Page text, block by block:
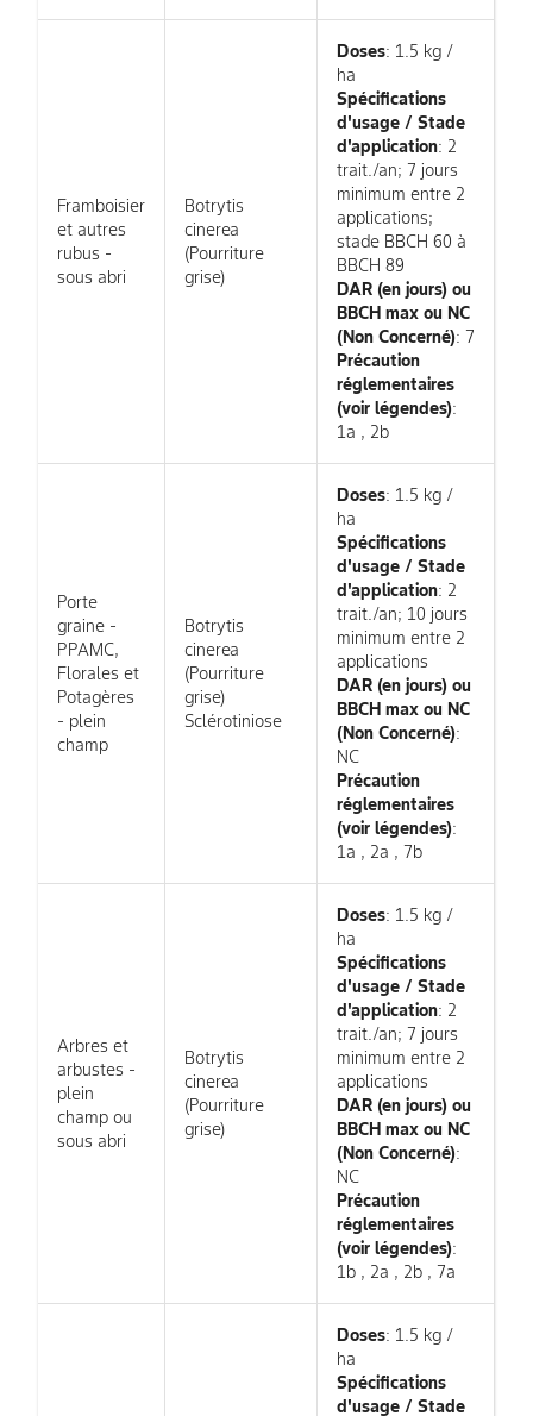
Framboisier
et autres
rubus -
sous abri
Botrytis
cinerea
(Pourriture
grise)
Doses: 1.5 kg /
ha
Spécifications
d'usage / Stade
d'application: 2
trait./an; 7 jours
minimum entre 2
applications;
stade BBCH 60 à
BBCH 89
DAR (en jours) ou
BBCH max ou NC
(Non Concerné): 7
Précaution
réglementaires
(voir légendes):
1a , 2b
Porte
graine -
PPAMC,
Florales et
Potagères
- plein
champ
Botrytis
cinerea
(Pourriture
grise)
Sclérotiniose
Doses: 1.5 kg /
ha
Spécifications
d'usage / Stade
d'application: 2
trait./an; 10 jours
minimum entre 2
applications
DAR (en jours) ou
BBCH max ou NC
(Non Concerné):
NC
Précaution
réglementaires
(voir légendes):
1a , 2a , 7b
Arbres et
arbustes -
plein
champ ou
sous abri
Botrytis
cinerea
(Pourriture
grise)
Doses: 1.5 kg /
ha
Spécifications
d'usage / Stade
d'application: 2
trait./an; 7 jours
minimum entre 2
applications
DAR (en jours) ou
BBCH max ou NC
(Non Concerné):
NC
Précaution
réglementaires
(voir légendes):
1b , 2a , 2b , 7a
Doses: 1.5 kg /
ha
Spécifications
d'usage / Stade